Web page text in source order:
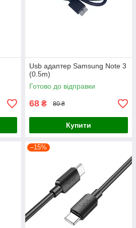
Usb адаптер Samsung Note 3
(0.5m)
Готово до відправки
68 ₴ 80 ₴
Купити
–15%